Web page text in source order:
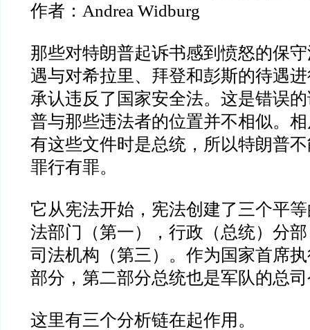
作者： Andrea Widburg
那些对特朗普起诉书感到愤怒的保
遇与对希拉里、拜登和彭斯的待遇
承认违反了国家安全法。这是错误
普与那些违法者的位置并不相似。
有这些文件时是总统，所以特朗普
罪行有罪。
它从宪法开始，宪法创建了三个平
法部门（第一），行政（总统）分
司法机构（第三）。作为国家首席
部分，第二部分总统也是军队的总
这里有三个分析链在起作用。